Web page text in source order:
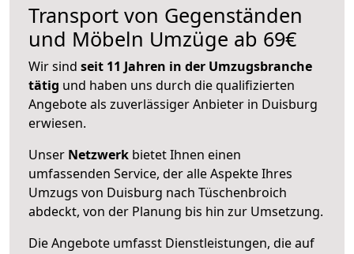
Transport von Gegenständen
und Möbeln Umzüge ab 69€
Wir sind seit 11 Jahren in der Umzugsbranche
tätig und haben uns durch die qualifizierten
Angebote als zuverlässiger Anbieter in Duisburg
erwiesen.
Unser Netzwerk bietet Ihnen einen
umfassenden Service, der alle Aspekte Ihres
Umzugs von Duisburg nach Tüschenbroich
abdeckt, von der Planung bis hin zur Umsetzung.
Die Angebote umfasst Dienstleistungen, die auf